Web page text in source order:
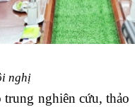
nghị
nghiên cứu, thảo